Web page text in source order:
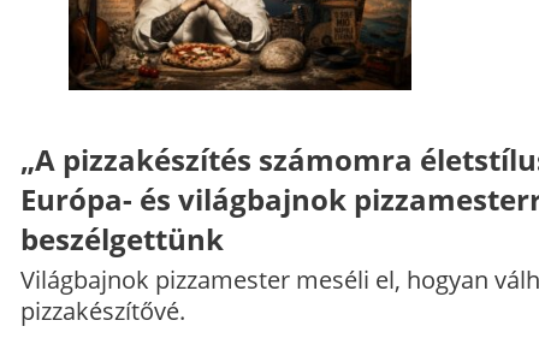
„A pizzakészítés számomra
Európa- és világbajnok
beszélgettünk
Világbajnok pizzamester meséli el, hogyan
pizzakészítővé.